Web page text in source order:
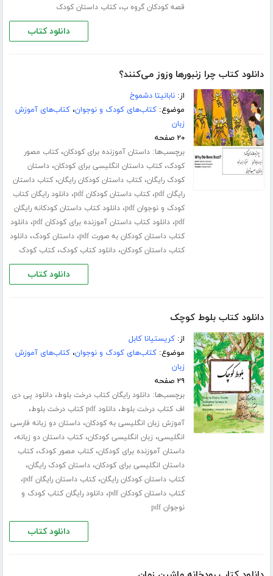
قصه کودکان گروه ب،کتاب داستان کودک
دانلود کتاب
دانلود کتاب چرا زنبورها وزوز می‌کنند؟
از:نابانیتا دشموخ
موضوع:کتاب‌های کودک و نوجوان،کتاب‌های آموزش
زبان
۲۰ صفحه
برچسب‌ها:داستان آموزنده برای کودکان،کتاب مصور
کودک،کتاب داستان انگلیسی برای کودکان،داستان
کودک رایگان،کتاب داستان کودکان رایگان،کتاب داستان
رایگان pdf
،کتاب داستان کودکان pdf ،دانلود رایگان کتاب
کودک و نوجوان pdf
،دانلود کتاب داستان کودکانه رایگان
pdf،دانلود کتاب داستان آموزنده برای کودکان pdf ،دانلود
کتاب داستان کودکان به صورت pdf
،داستان کودک،دانلود
کتاب داستان کودکان،دانلود کتاب کودک،کتاب کودک
دانلود کتاب
دانلود کتاب بلوط کوچک
از:کریستیانا کابل
موضوع:کتاب‌های کودک و نوجوان،کتاب‌های آموزش
زبان
۲۹ صفحه
برچسب‌ها:دانلود رایگان کتاب درخت بلوط،دانلود پی دی
اف کتاب درخت بلوط،دانلود pdf کتاب درخت بلوط ،
آموزش زبان انگلیسی به کودکان،داستان دو زبانه فارسی
انگلیسی، زبان انگلیسی کودکان،کتاب داستان دو زبانه،
داستان آموزنده برای کودکان،کتاب مصور کودک،کتاب
داستان انگلیسی برای کودکان،داستان کودک رایگان،
کتاب داستان کودکان رایگان،کتاب داستان رایگان pdf ،
کتاب داستان کودکان pdf ،دانلود رایگان کتاب کودک و
نوجوان pdf
دانلود کتاب